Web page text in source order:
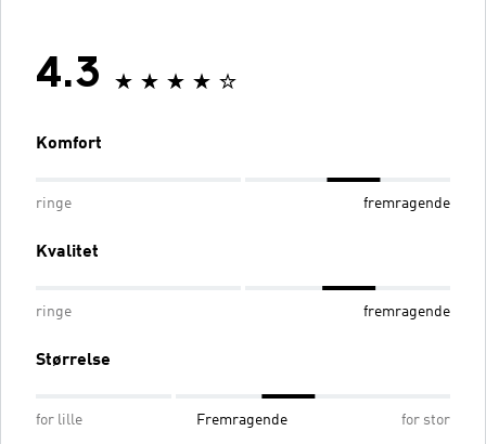
4.3
Komfort
ringe fremragende
Kvalitet
ringe fremragende
Størrelse
for lille Fremragende for stor